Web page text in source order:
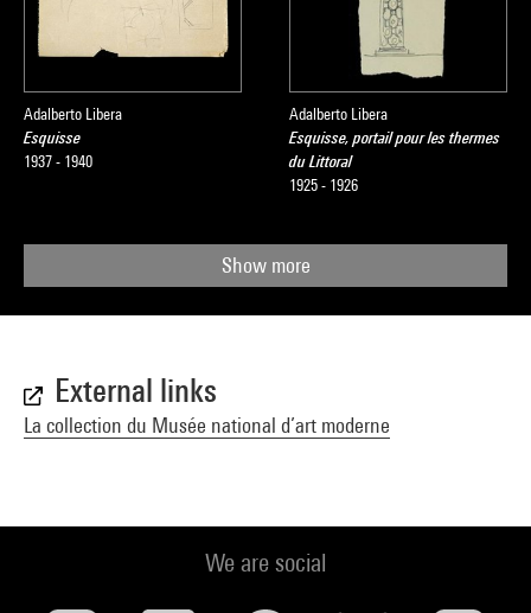
Adalberto Libera
Esquisse
1937 - 1940
Adalberto Libera
Esquisse, portail pour les thermes
du Littoral
1925 - 1926
Show more
External links
La collection du Musée national d’art moderne
We are social